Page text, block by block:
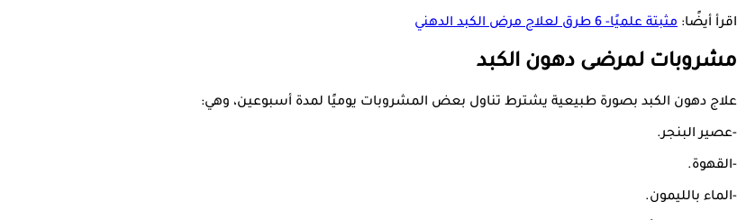
اقرأ أيضًا: مثبتة علميًا- 6 طرق لعلاج مرض الكبد الدهني
مشروبات لمرضى دهون الكبد
علاج دهون الكبد بصورة طبيعية يشترط تناول بعض المشروبات يوميًا لمدة أسبوعين، وهي:
-عصير البنجر.
-القهوة.
-الماء بالليمون.